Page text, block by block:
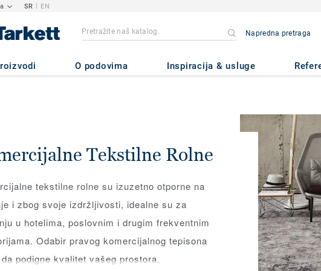
SR | EN
Napredna pretraga
O podovima Inspiracija & usluge
Tekstilne Rolne
tekstilne rolne su izuzetno otporne na
i zbog svoje izdržljivosti, idealne su za
u hotelima, poslovnim i drugim frekventnim
Odabir pravog komercijalnog tepisona
podigne kvalitet vašeg prostora.